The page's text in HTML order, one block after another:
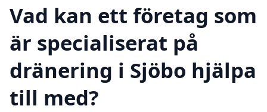
Vad kan ett företag som
är specialiserat på
dränering i Sjöbo hjälpa
till med?